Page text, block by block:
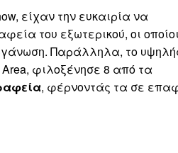
είχαν την ευκαιρία να
του εξωτερικού, οι
Παράλληλα, το
φιλοξένησε 8 από τα
, φέρνοντάς τα σε